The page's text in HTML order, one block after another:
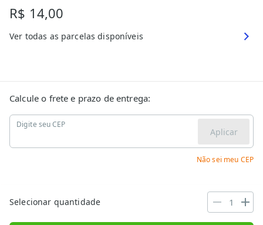
R$ 14,00
Ver todas as parcelas disponíveis
Calcule o frete e prazo de entrega:
Digite seu CEP
Aplicar
Não sei meu CEP
Selecionar quantidade